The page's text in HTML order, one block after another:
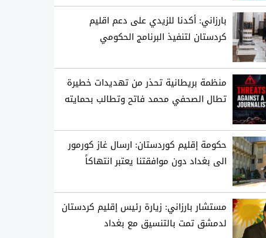
بارزاني: أكدنا للزيدي على دعم اقليم
كردستان لتنفيذ البرنامج الحكومي
منظمة بريطانية تحذر من تهديدات خطيرة
تطال الصحفي محمد فاتح وتطالب بحمايته
حكومة إقليم كوردستان: ارسال غاز كورمور
الى بغداد دون موافقتنا يعتبر انتهاكاً
مستشار بارزاني: زيارة رئيس إقليم كردستان
لدمشق تمت بالتنسيق مع بغداد